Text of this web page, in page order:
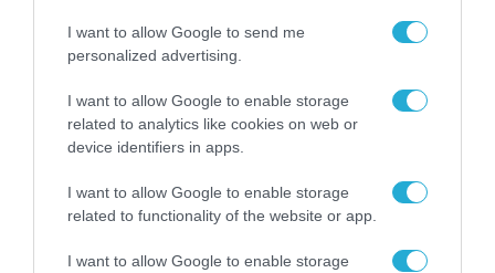
I want to allow Google to send me
personalized advertising.
I want to allow Google to enable storage
related to analytics like cookies on web or
device identifiers in apps.
I want to allow Google to enable storage
related to functionality of the website or app.
I want to allow Google to enable storage